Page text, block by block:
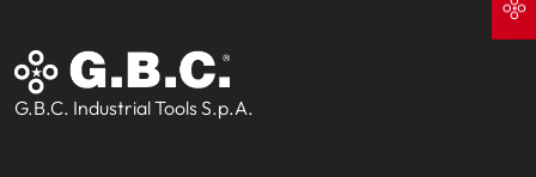
G.B.C. Industrial Tools S.p.A.